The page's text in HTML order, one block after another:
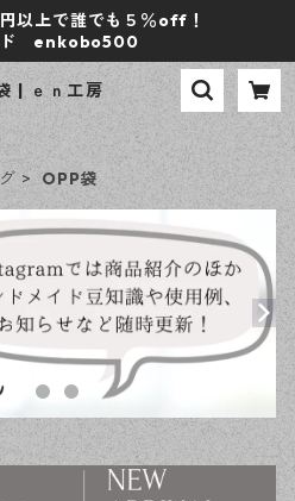
以上で誰でも５％off！
ド enkobo500
| ｅｎ工房
OPP袋